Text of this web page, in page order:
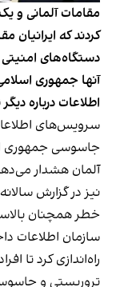
مقامات آلمانی و
کردند که ایرانیان
دستگاه‌های
آنها جمهوری
اطلاعات درباره
سرویس‌های
جاسوسی جمهوری
آلمان هشدار
نیز در گزارش
خطر همچنان
راه‌اندازی کرد تا
تروریستی و